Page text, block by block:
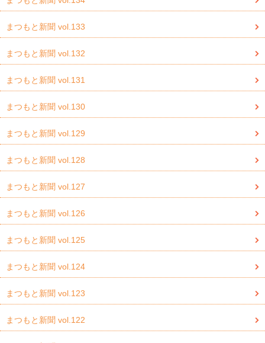
まつもと新聞 vol.133
まつもと新聞 vol.132
まつもと新聞 vol.131
まつもと新聞 vol.130
まつもと新聞 vol.129
まつもと新聞 vol.128
まつもと新聞 vol.127
まつもと新聞 vol.126
まつもと新聞 vol.125
まつもと新聞 vol.124
まつもと新聞 vol.123
まつもと新聞 vol.122